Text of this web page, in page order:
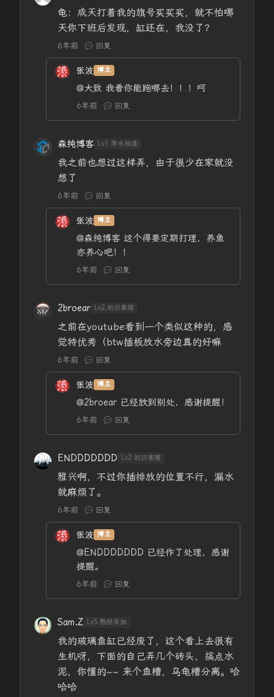
龟：成天打着我的旗号买买买，就不怕哪
天你下班后发现，缸还在，我没了？
6年前 回复
张波 博主
@大致 我看你能跑哪去！！！呵
6年前 回复
森纯博客 Lv1.萍水相逢
我之前也想过这样弄，由于很少在家就没
想了
6年前 回复
张波 博主
@森纯博客 这个得要定期打理，养鱼
亦养心吧！！
6年前 回复
2broear Lv2.初识寒暄
之前在youtube看到一个类似这种的，感
觉特优秀（btw插板放水旁边真的好嘛
6年前 回复
张波 博主
@2broear 已经放到别处，感谢提醒！
6年前 回复
ENDDDDDDD Lv2.初识寒暄
雅兴啊，不过你插排放的位置不行，漏水
就麻烦了。
6年前 回复
张波 博主
@ENDDDDDDD 已经作了处理，感谢
提醒。
6年前 回复
Sam.Z Lv5.熟稔有加
我的玻璃鱼缸已经废了，这个看上去很有
生机呀，下面的自己弄几个砖头，搞点水
泥，你懂的~~ 来个鱼槽，乌龟槽分离。哈
哈哈